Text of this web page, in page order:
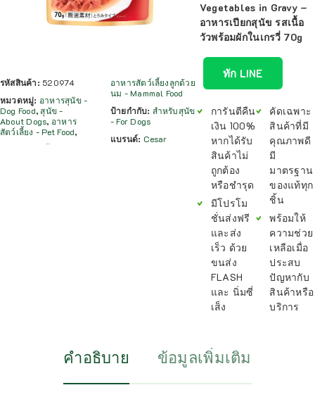
รหัสสินค้า: 520974
หมวดหมู่: อาหารสุนัข -
Dog Food,สุนัข -
About Dogs, อาหาร
สัตว์เลี้ยง - Pet Food,
อาหารสัตว์เลี้ยงลูกด้วย
นม - Mammal Food
ป้ายกำกับ: สำหรับสุนัข
- For Dogs
แบรนด์: Cesar
Vegetables in Gravy –
อาหารเปียกสุนัข รสเนื้อ
วัวพร้อมผักในเกรวี่ 70g
ทัก LINE
การันตีคืน
เงิน 100%
หากได้รับ
สินค้าไม่
ถูกต้อง
หรือชำรุด
มีโปรโม
ชั่นส่งฟรี
และส่ง
เร็ว ด้วย
ขนส่ง
FLASH
และ นิ่มซี่
เส็ง
คัดเฉพาะ
สินค้าที่มี
คุณภาพดี
มี
มาตรฐาน
ของแท้ทุก
ชิ้น
พร้อมให้
ความช่วย
เหลือเมื่อ
ประสบ
ปัญหากับ
สินค้าหรือ
บริการ
คำอธิบาย ข้อมูลเพิ่มเติม